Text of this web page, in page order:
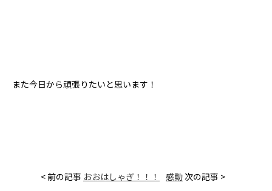
また今日から頑張りたいと思います！
< 前の記事 おおはしゃぎ！！！ 感動次の記事 >